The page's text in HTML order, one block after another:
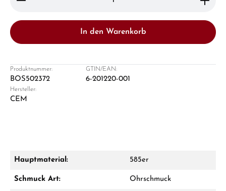
In den Warenkorb
Produktnummer:
BOS502372
GTIN/EAN:
6-201220-001
Hersteller:
CEM
Hauptmaterial: 585er
Schmuck Art: Ohrschmuck